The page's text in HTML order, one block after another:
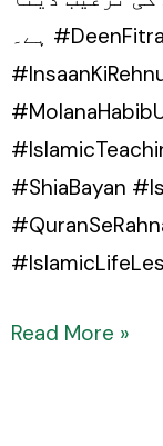
ہے۔ #DeenFitrat #AllahKaHukm
#ShiaBayan
Read More »